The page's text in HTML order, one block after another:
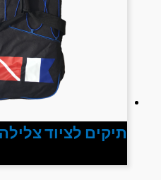
תיקים לציוד צלילה